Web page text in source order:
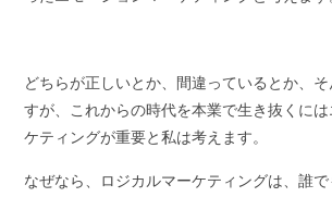
どちらが正しいとか、間違っているとか、
すが、これからの時代を本業で生き抜くに
ケティングが重要と私は考えます。
なぜなら、ロジカルマーケティングは、誰